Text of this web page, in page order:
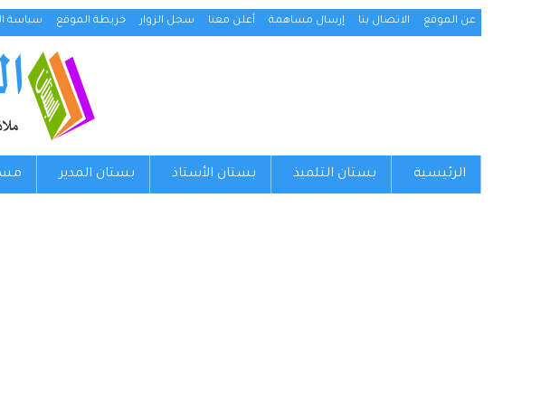
عن الموقع الاتصال بنا إرسال مساهمة أعلن معنا سجل الزوار خريطة الموقع سياسة
الرئيسية بستان التلميذ بستان الأستاذ بستان المدير